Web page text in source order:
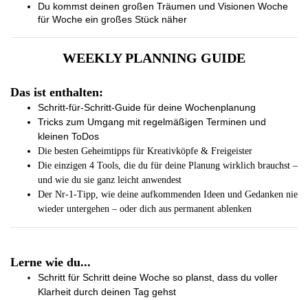
Du kommst deinen großen Träumen und Visionen Woche
für Woche ein großes Stück näher
WEEKLY PLANNING GUIDE
Das ist enthalten:
Schritt-für-Schritt-Guide für deine Wochenplanung
Tricks zum Umgang mit regelmäßigen Terminen und
kleinen ToDos
Die besten Geheimtipps für Kreativköpfe & Freigeister
Die einzigen 4 Tools, die du für deine Planung wirklich brauchst –
und wie du sie ganz leicht anwendest
Der Nr-1-Tipp, wie deine aufkommenden Ideen und Gedanken nie
wieder untergehen – oder dich aus permanent ablenken
Lerne wie du...
Schritt für Schritt deine Woche so planst, dass du voller
Klarheit durch deinen Tag gehst